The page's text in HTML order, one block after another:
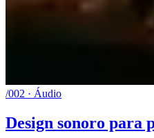
/002 · Áudio
Design sonoro para